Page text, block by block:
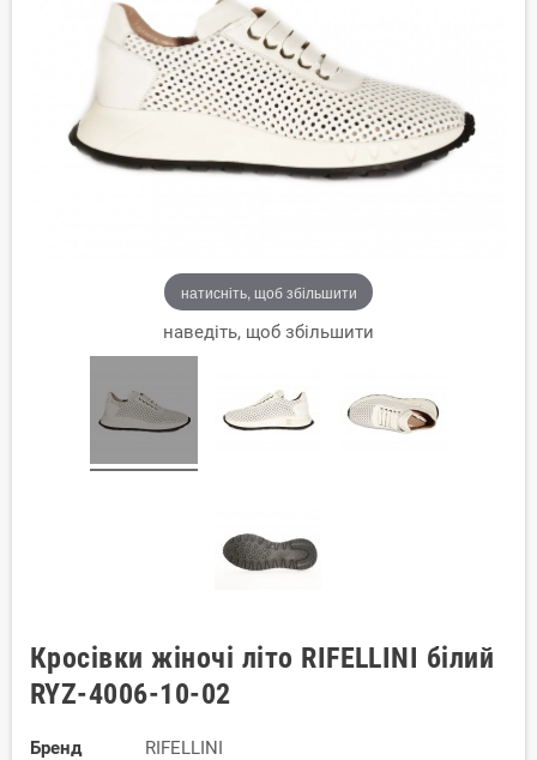
натисніть, щоб збільшити
наведіть, щоб збільшити
Кросівки жіночі літо RIFELLINI білий
RYZ-4006-10-02
Бренд
RIFELLINI